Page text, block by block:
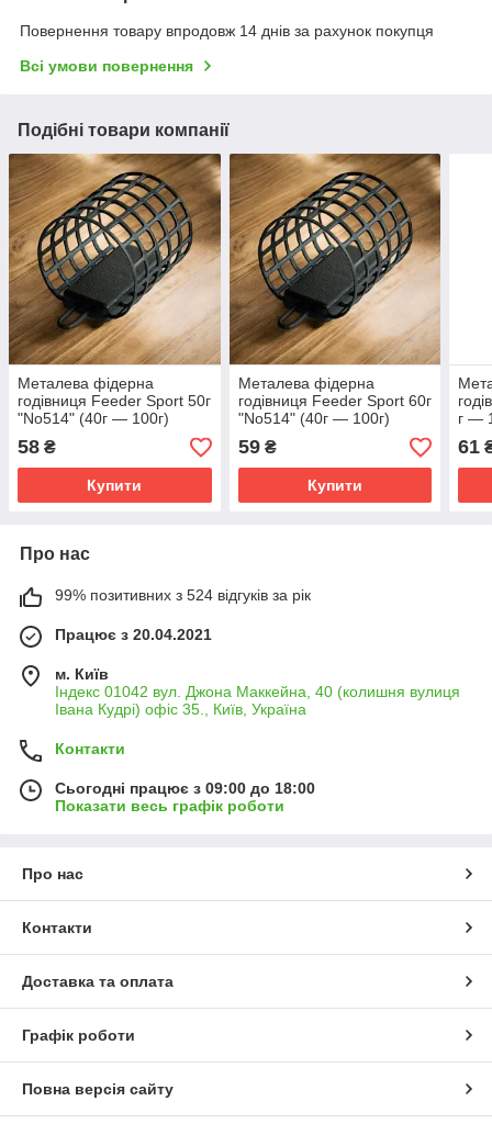
Повернення товару впродовж 14 днів за рахунок покупця
Всі умови повернення
Подібні товари компанії
Металева фідерна
годівниця Feeder Sport 50г
"No514" (40г — 100г)
Риболовна годівниця для
фідера
58 ₴
Купити
Металева фідерна
годівниця Feeder Sport 60г
"No514" (40г — 100г)
Риболовна годівниця для
сильної течії
59₴
Купити
г —
для
61
Про нас
99% позитивних з 524 відгуків за рік
Працює з 20.04.2021
м. Київ
Індекс 01042 вул. Джона Маккейна, 40 (колишня вулиця
Івана Кудрі) офіс 35., Київ, Україна
Контакти
Сьогодні працює з 09:00 до 18:00
Показати весь графік роботи
Про нас
Контакти
Доставка та оплата
Графік роботи
Повна версія сайту